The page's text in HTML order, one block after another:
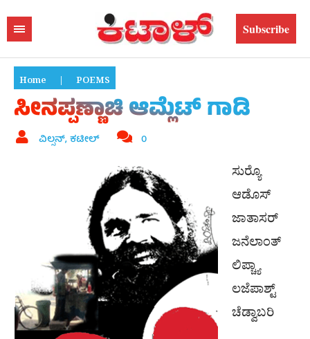
Subscribe
Home | POEMS
ಸೀನಪ್ಪಣ್ಣಾಚಿ ಆಮ್ಲೆಟ್ ಗಾಡಿ
ವಿಲ್ಸನ್, ಕಟೀಲ್ 0
ಸುರ‍್ಯೊ
ಆಡೊಸ್
ಜಾತಾಸರ್
ಜನೆಲಾಂತ್
ಲಿಪ್ಚ್ಯಾ
ಲಜೆಪಾಶ್ಟ್
ಚೆಡ್ವಾಬರಿ